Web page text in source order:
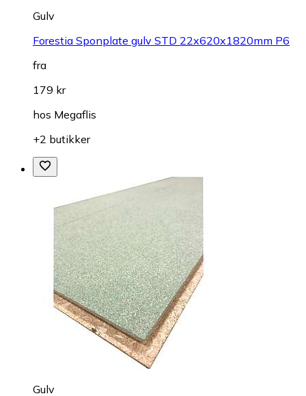
Gulv
Forestia Sponplate gulv STD 22x620x1820mm P6
fra
179 kr
hos Megaflis
+2 butikker
Gulv